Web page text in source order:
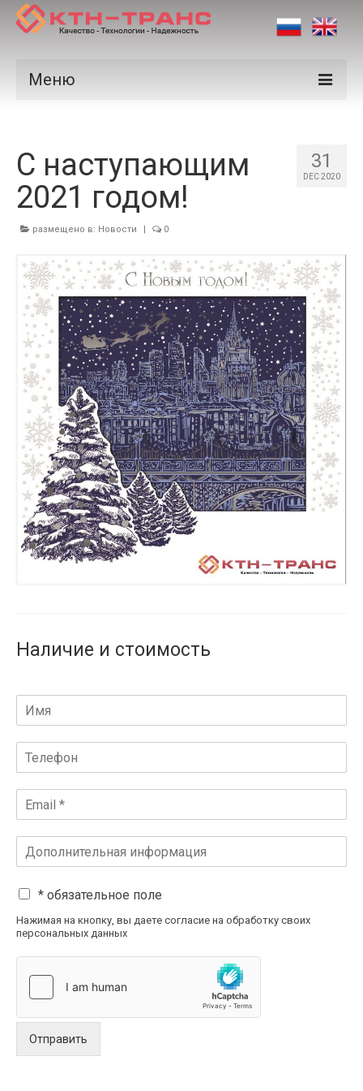
Меню
Производители
Рынки
Сертификаты
Новости
Контакты
31
DEC 2020
С наступающим
2021 годом!
размещено в: Новости 0
Наличие и стоимость
* обязательное поле
Нажимая на кнопку, вы даете согласие на обработку своих
персональных данных
Отправить